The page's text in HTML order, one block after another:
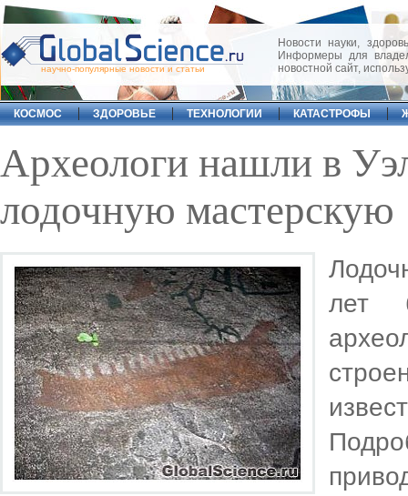
научно-популярные новости и статьи
Новости науки,
Информеры для
новостной сайт,
КОСМОС ЗДОРОВЬЕ ТЕХНОЛОГИИ КАТАСТРОФЫ
Археологи нашли в
лодочную мастерскую
лет